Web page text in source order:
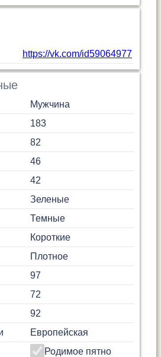
https://vk.com/id59064977
Мужчина
183
82
46
42
Зеленые
Темные
Короткие
Плотное
97
72
92
Европейская
Родимое пятно